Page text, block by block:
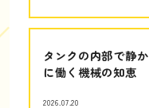
タンクの内部で静か
に働く機械の知恵
2026.07.20